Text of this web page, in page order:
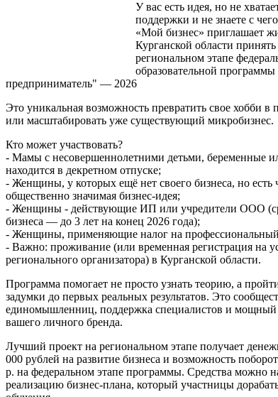
У вас есть идея, но не
поддержки и не знаете с
«Мой бизнес» приглашает
Курганской области принять
региональном этапе
образовательной
предприниматель" — 2026
Это уникальная возможность превратить свое хобби в
или масштабировать уже существующий микробизнес.
Кто может участвовать?
- Мамы с несовершеннолетними детьми, беременные
находится в декретном отпуске;
- Женщины, у которых ещё нет своего бизнеса, но есть
общественно значимая бизнес-идея;
- Женщины - действующие ИП или учредители ООО
бизнеса — до 3 лет на конец 2026 года);
- Женщины, применяющие налог на
- Важно: проживание (или временная регистрация на
регионального организатора) в Курганской области.
Программа помогает не просто узнать теорию, а
задумки до первых реальных результатов. Это
единомышленниц, поддержка специалистов и мощный
вашего личного бренда.
Лучший проект на региональном этапе получает
000 рублей на развитие бизнеса и возможность
р. на федеральном этапе программы. Средства можно
реализацию бизнес-плана, который участницы